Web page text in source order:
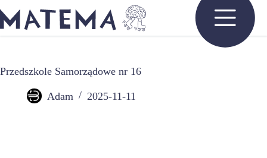
do
treści
Przedszkole Samorządowe nr 16
Adam 2025-11-11